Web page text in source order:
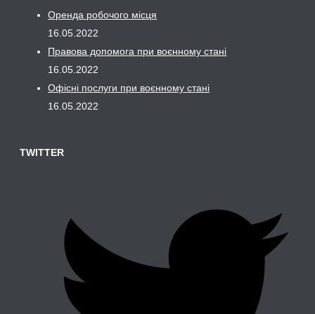
Оренда робочого місця
16.05.2022
Правова допомога при воєнному стані
16.05.2022
Офісні послуги при воєнному стані
16.05.2022
TWITTER